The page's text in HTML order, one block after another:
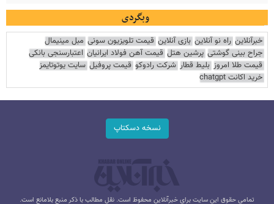
وبگردی
خبرآنلاین راه نو آنلاین بازی آنلاین قیمت تلویزیون سونی مبل مینیمال
جراح بینی گوشتی پرشین هتل قیمت آهن فولاد ایرانیان اعتبارسنجی بانکی
قیمت طلا امروز بلیط قطار شرکت رادوکو قیمت پروفیل سایت یوتوتایمز
خرید اکانت chatgpt
نسخه دسکتاپ
تمامی حقوق این سایت برای خبرآنلاین محفوظ است. نقل مطالب با ذکر منبع بلامانع است.